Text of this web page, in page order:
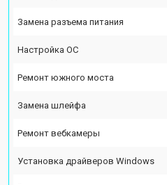
Замена разъема питания
Настройка ОС
Ремонт южного моста
Замена шлейфа
Ремонт вебкамеры
Установка драйверов Windows